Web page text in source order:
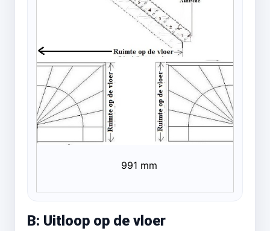
991 mm
B: Uitloop op de vloer